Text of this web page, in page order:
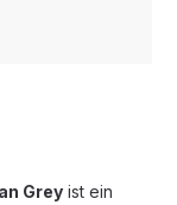
Grey ist ein